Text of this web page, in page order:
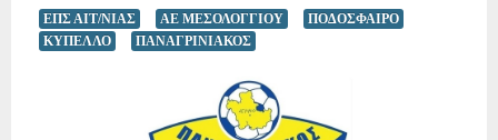
ΕΠΣ ΑΙΤ/ΝΙΑΣ ΑΕ ΜΕΣΟΛΟΓΓΙΟΥ
ΠΟΔΟΣΦΑΙΡΟ
ΚΥΠΕΛΛΟ
ΠΑΝΑΓΡΙΝΙΑΚΟΣ